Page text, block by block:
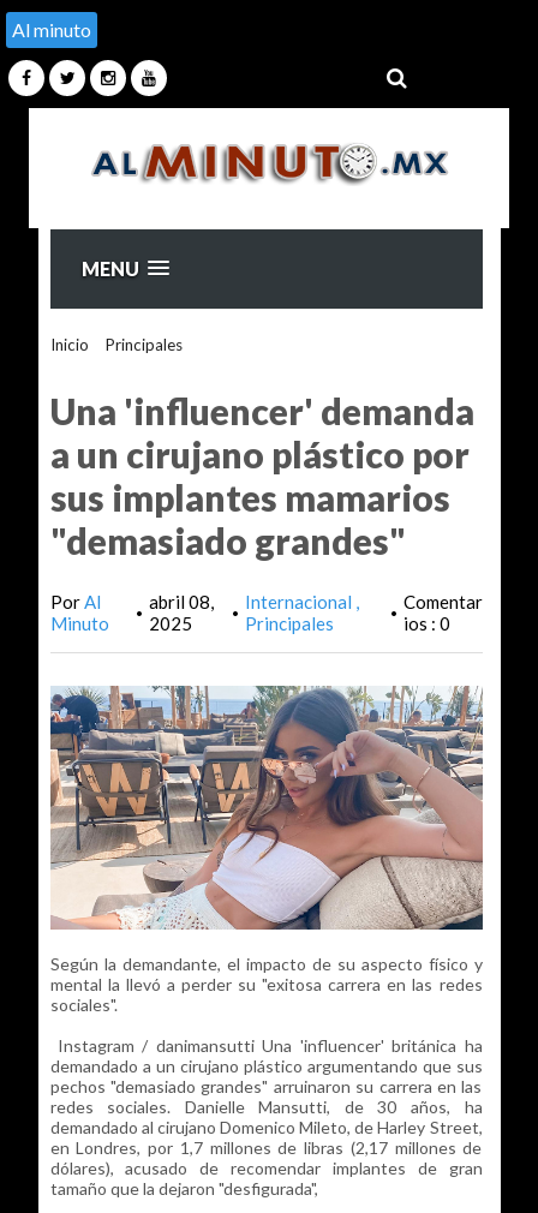
Al minuto
MENU
Inicio Principales>
Una 'influencer' demanda
a un cirujano plástico por
sus implantes mamarios
"demasiado grandes"
PorAl
Minuto
• abril 08,
2025
• Internacional
Principales
• Comentar
ios : 0
Según la demandante, el impacto de su aspecto físico y
mental la llevó a perder su "exitosa carrera en las redes
sociales".
Instagram / danimansutti Una 'influencer' británica ha
demandado a un cirujano plástico argumentando que sus
pechos "demasiado grandes" arruinaron su carrera en las
redes sociales. Danielle Mansutti, de 30 años, ha
demandado al cirujano Domenico Mileto, de Harley Street,
en Londres, por 1,7 millones de libras (2,17 millones de
dólares), acusado de recomendar implantes de gran
tamaño que la dejaron "desfigurada",